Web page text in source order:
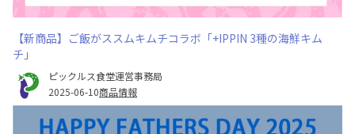
【新商品】ご飯がススムキムチコラボ「+IPPIN 3種の海鮮キム
チ」
ピックルス食堂運営事務局
2025-06-10商品情報